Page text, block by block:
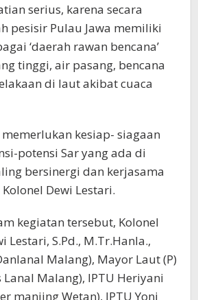
serius, karena secara
pesisir Pulau Jawa memiliki
‘daerah rawan bencana’
tinggi, air pasang, bencana
di laut akibat cuaca
kesiap- siagaan
potensi Sar yang ada di
bersinergi dan kerjasama
Dewi Lestari.
kegiatan tersebut, Kolonel
Lestari, S.Pd., M.Tr.Hanla.,
Malang), Mayor Laut (P)
Lanal Malang), IPTU Heriyani
manjing Wetan), IPTU Yoni